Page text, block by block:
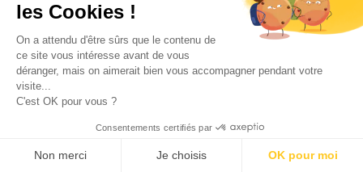
Ce site utilise des cookies. En continuant à naviguer sur le site, vous
les Cookies !
On a attendu d'être sûrs que le contenu de
ce site vous intéresse avant de vous
déranger, mais on aimerait bien vous accompagner pendant votre
visite...
C'est OK pour vous ?
Consentements certifiés par
Non merci Je choisis OK pour moi